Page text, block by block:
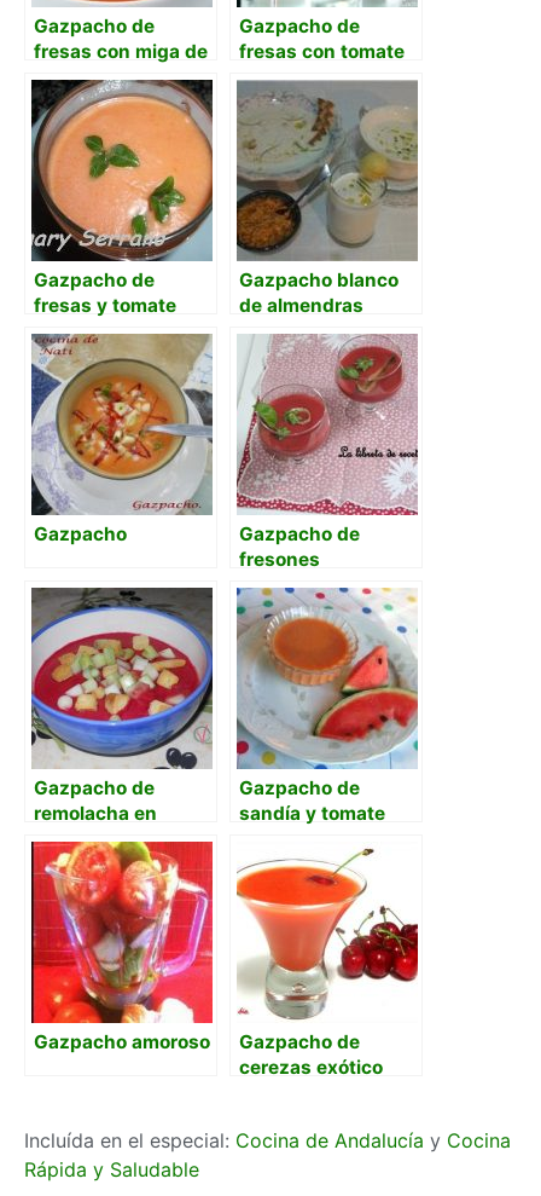
Gazpacho de
fresas con miga de
pan y vinagre de
Jerez
Gazpacho de
fresas con tomate
Gazpacho de
fresas y tomate
Gazpacho blanco
de almendras
Gazpacho
Gazpacho de
fresones
Gazpacho de
remolacha en
Thermomix
Gazpacho de
sandía y tomate
Gazpacho amoroso
Gazpacho de
cerezas exótico
Incluída en el especial: Cocina de Andalucía y Cocina
Rápida y Saludable